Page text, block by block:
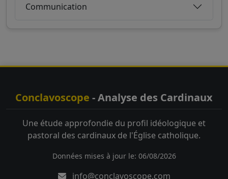
Communication
Conclavoscope - Analyse des Cardinaux
Une étude approfondie du profil idéologique et
pastoral des cardinaux de l'Église catholique.
Données mises à jour le: 06/08/2026
info@conclavoscope.com